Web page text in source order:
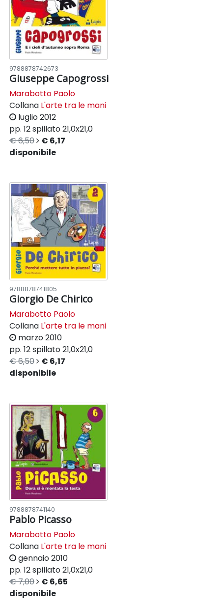
9788878742673
Giuseppe Capogrossi
Marabotto Paolo
Collana L'arte tra le mani
luglio 2012
pp. 12spillato21,0x21,0
€ 6,50
€ 6,17
disponibile
9788878741805
Giorgio De Chirico
Marabotto Paolo
Collana L'arte tra le mani
marzo 2010
pp. 12spillato21,0x21,0
€ 6,50
€ 6,17
disponibile
9788878741140
Pablo Picasso
Marabotto Paolo
Collana L'arte tra le mani
gennaio 2010
pp. 12spillato21,0x21,0
€ 7,00
€ 6,65
disponibile